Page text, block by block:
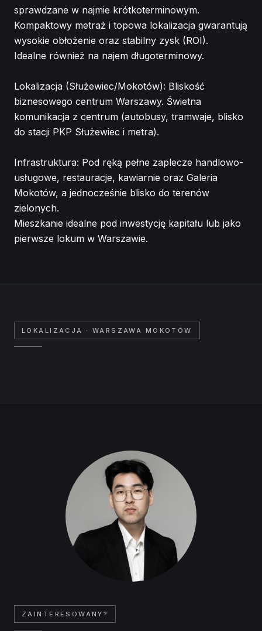
sprawdzane w najmie krótkoterminowym.
Kompaktowy metraż i topowa lokalizacja gwarantują
wysokie obłożenie oraz stabilny zysk (ROI).
Idealne również na najem długoterminowy.
Lokalizacja (Służewiec/Mokotów): Bliskość
biznesowego centrum Warszawy. Świetna
komunikacja z centrum (autobusy, tramwaje, blisko
do stacji PKP Służewiec i metra).
Infrastruktura: Pod ręką pełne zaplecze handlowo-
usługowe, restauracje, kawiarnie oraz Galeria
Mokotów, a jednocześnie blisko do terenów
zielonych.
Mieszkanie idealne pod inwestycję kapitału lub jako
pierwsze lokum w Warszawie.
LOKALIZACJA · WARSZAWA MOKOTÓW
Mozaika
Mokotów,
ZAINTERESOWANY?